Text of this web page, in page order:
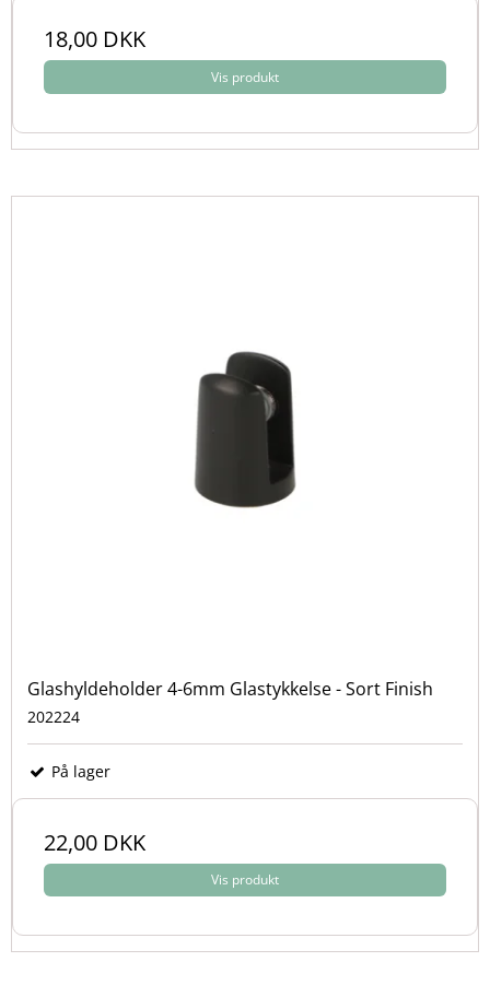
18,00 DKK
Vis produkt
Glashyldeholder 4-6mm Glastykkelse - Sort Finish
202224
På lager
22,00 DKK
Vis produkt